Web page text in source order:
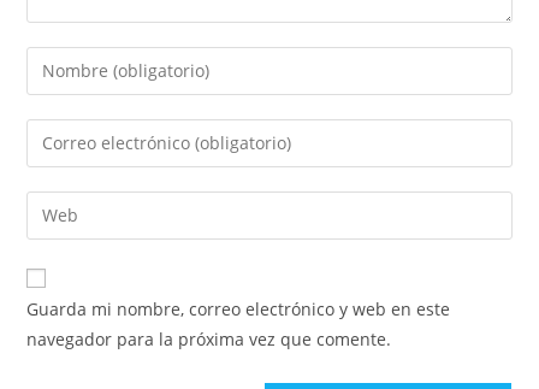
Guarda mi nombre, correo electrónico y web en este
navegador para la próxima vez que comente.